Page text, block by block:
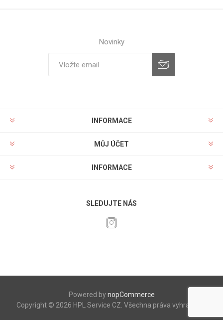
Novinky
INFORMACE
MŮJ ÚČET
INFORMACE
SLEDUJTE NÁS
Powered bynopCommerce
Copyright © 2026 HPL Service CZ. Všechna práva vyhrazena.